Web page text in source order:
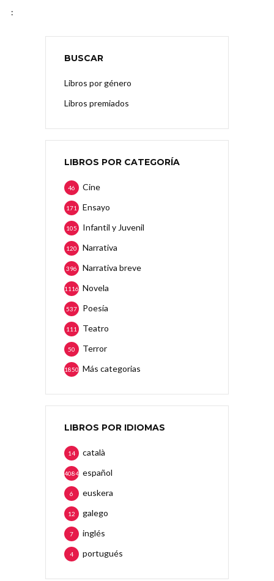
:
BUSCAR
Libros por género
Libros premiados
LIBROS POR CATEGORÍA
Cine
46
Ensayo
171
Infantil y Juvenil
105
Narrativa
120
Narrativa breve
396
Novela
1116
Poesía
537
Teatro
111
Terror
50
Más categorias
1850
LIBROS POR IDIOMAS
català
14
español
4084
euskera
6
galego
12
inglés
7
portugués
4